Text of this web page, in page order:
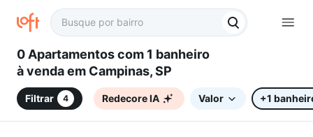
0 Apartamentos com 1 banheiro
à venda em Campinas, SP
Filtrar 4 Redecore IA Valor +1